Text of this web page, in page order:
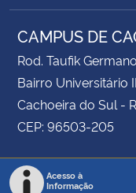
CAMPUS DE
Rod. Taufik
Bairro Universitário II
Cachoeira do Sul -
CEP: 96503-205
Acesso à
Informação